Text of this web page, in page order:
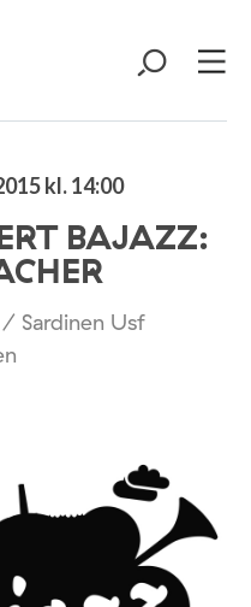
kl. 14:00
BAJAZZ:
Sardinen Usf